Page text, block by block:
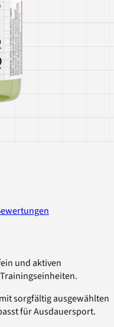
und aktiven
sorgfältig ausgewählten
für Ausdauersport.